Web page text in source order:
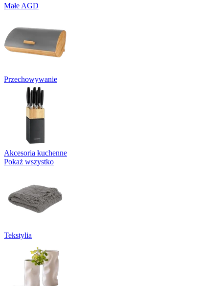
Małe AGD
Przechowywanie
Akcesoria kuchenne
Pokaż wszystko
Tekstylia